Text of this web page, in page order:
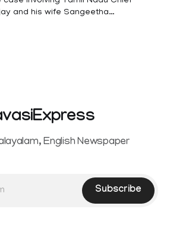
and his wife Sangeetha
a new turn after Sangeetha
English Newspaper
Subscribe